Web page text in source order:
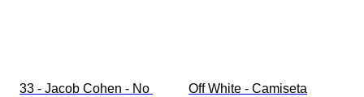
33 - Jacob Cohen - No
Off White - Camiseta